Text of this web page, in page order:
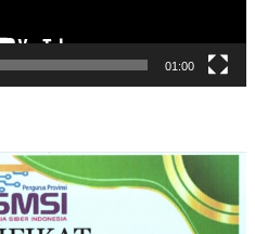
01:00